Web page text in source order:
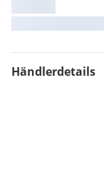
Händlerdetails